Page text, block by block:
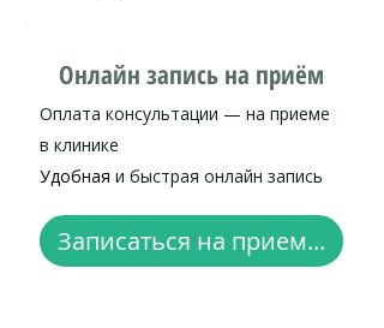
Онлайн запись на приём
Оплата консультации — на приеме
в клинике
Удобная и быстрая онлайн запись
Записаться на прием...